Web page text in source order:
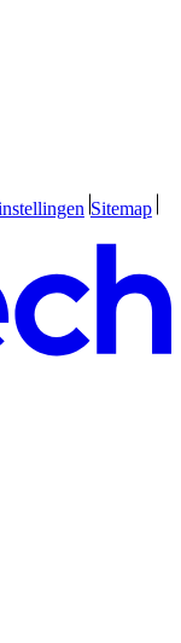
Sitemap